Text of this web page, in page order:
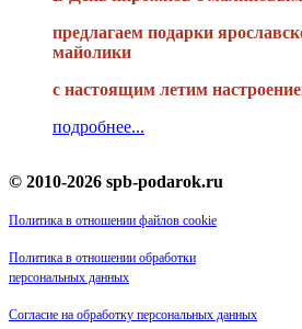
предлагаем подарки
майолики
с настоящим летим
подробнее...
© 2010-2026 spb-podarok.ru
Политика в отношении файлов cookie
Политика в отношении обработки
персональных данных
Согласие на обработку персональных данных